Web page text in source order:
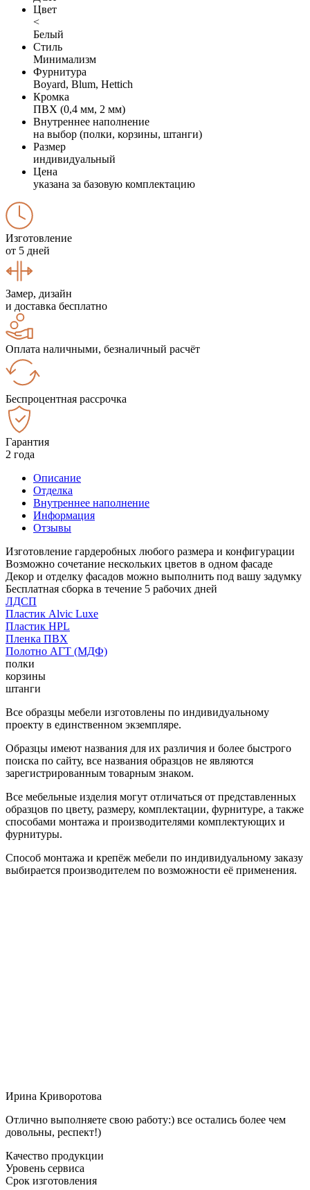
Цвет
<
Белый
Стиль
Минимализм
Фурнитура
Boyard, Blum, Hettich
Кромка
ПВХ (0,4 мм, 2 мм)
Внутреннее наполнение
на выбор (полки, корзины, штанги)
Размер
индивидуальный
Цена
указана за базовую комплектацию
Изготовление
от 5 дней
Замер, дизайн
и доставка бесплатно
Оплата наличными, безналичный расчёт
Беспроцентная рассрочка
Гарантия
2 года
Описание
Отделка
Внутреннее наполнение
Информация
Отзывы
Изготовление гардеробных любого размера и конфигурации
Возможно сочетание нескольких цветов в одном фасаде
Декор и отделку фасадов можно выполнить под вашу задумку
Бесплатная сборка в течение 5 рабочих дней
ЛДСП
Пластик Alvic Luxe
Пластик HPL
Пленка ПВХ
Полотно АГТ (МДФ)
полки
корзины
штанги
Все образцы мебели изготовлены по индивидуальному
проекту в единственном экземпляре.
Образцы имеют названия для их различия и более быстрого
поиска по сайту, все названия образцов не являются
зарегистрированным товарным знаком.
Все мебельные изделия могут отличаться от представленных
образцов по цвету, размеру, комплектации, фурнитуре, а также
способами монтажа и производителями комплектующих и
фурнитуры.
Способ монтажа и крепёж мебели по индивидуальному заказу
выбирается производителем по возможности её применения.
Ирина Криворотова
Отлично выполняете свою работу:) все остались более чем
довольны, респект!)
Качество продукции
Уровень сервиса
Срок изготовления